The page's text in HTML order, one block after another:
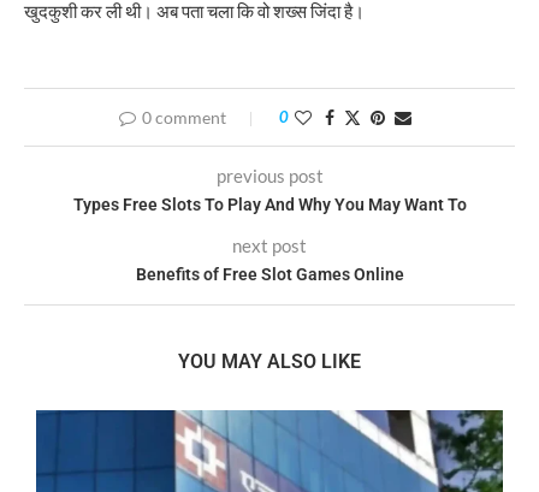
खुदकुशी कर ली थी। अब पता चला कि वो शख्स जिंदा है।
0 comment 0
previous post
Types Free Slots To Play And Why You May Want To
next post
Benefits of Free Slot Games Online
YOU MAY ALSO LIKE